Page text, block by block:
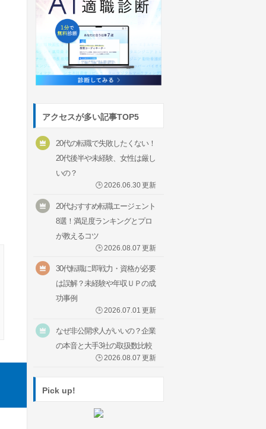
アクセスが多い記事TOP5
20代の転職で失敗したくない！
20代後半や未経験、女性は厳し
いの？
🕒2026.06.30更新
20代おすすめ転職エージェント
8選！満足度ランキングとプロ
が教えるコツ
🕒 2026.08.07 更新
30代転職に即戦力・資格が必要
は誤解？未経験や年収ＵＰの成
功事例
🕒 2026.07.01 更新
なぜ非公開求人がいいの？企業
の本音と大手3社の取扱数比較
🕒2026.08.07 更新
Pick up!